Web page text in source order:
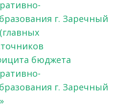
г. Заречный
бюджета
г. Заречный